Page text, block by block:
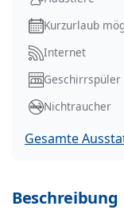
Kurzurlaub
Internet
Geschirrspüler
Nichtraucher
Gesamte
Beschreibung